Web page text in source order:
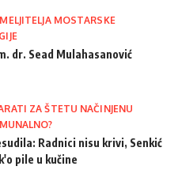
MOSTARSKE
dr. Sead Mulahasanović
ZA ŠTETU NAČINJENU
Radnici nisu krivi, Senkić
pile u kučine